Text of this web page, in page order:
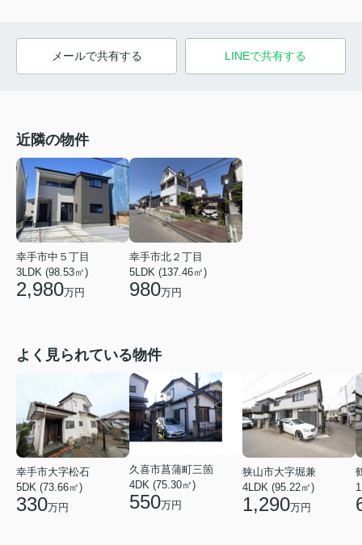
メールで共有する LINEで共有する
近隣の物件
幸手市中５丁目
3LDK (98.53㎡)
2,980万円
幸手市北２丁目
5LDK (137.46㎡)
980万円
よく見られている物件
幸手市大字松石
5DK (73.66㎡)
330万円
久喜市菖蒲町三箇
4DK (75.30㎡)
550万円
狭山市大字堀兼
4LDK (95.22㎡)
1,290万円